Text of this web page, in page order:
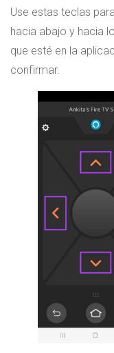
Use estas teclas
hacia abajo y hacia
que esté en la
confirmar.